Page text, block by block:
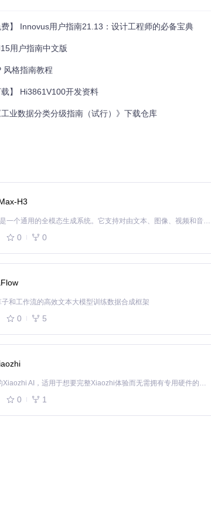
费】 Innovus用户指南21.13：设计工程师的必备宝典
用户指南中文版
风格指南教程
载】 Hi3861V100开发资料
业数据分类分级指南（试行）》下载仓库
H3
MiniMax H3 是一个通用的全模态生成系统。它支持对由文本、图像、视频和音频组成的多模态上下文进行统一理解，并能生成分辨率高达 2K、时长可达 15 秒的带原生立体声音频的视频。得益于面向任务泛化的系统设计，H3 在预训练阶段就已具备广泛的多模态上下文理解与生成能力，能够出色地执行复杂的多模态指令。
0 0
和工作流的高效文本大模型训练数据合成框架
0 5
基于Python的Xiaozhi AI，适用于想要完整Xiaozhi体验而无需拥有专用硬件的用户。
0 1